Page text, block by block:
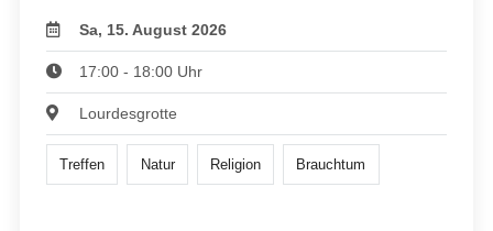
Sa, 15. August 2026
17:00 - 18:00 Uhr
Lourdesgrotte
Treffen Natur Religion Brauchtum